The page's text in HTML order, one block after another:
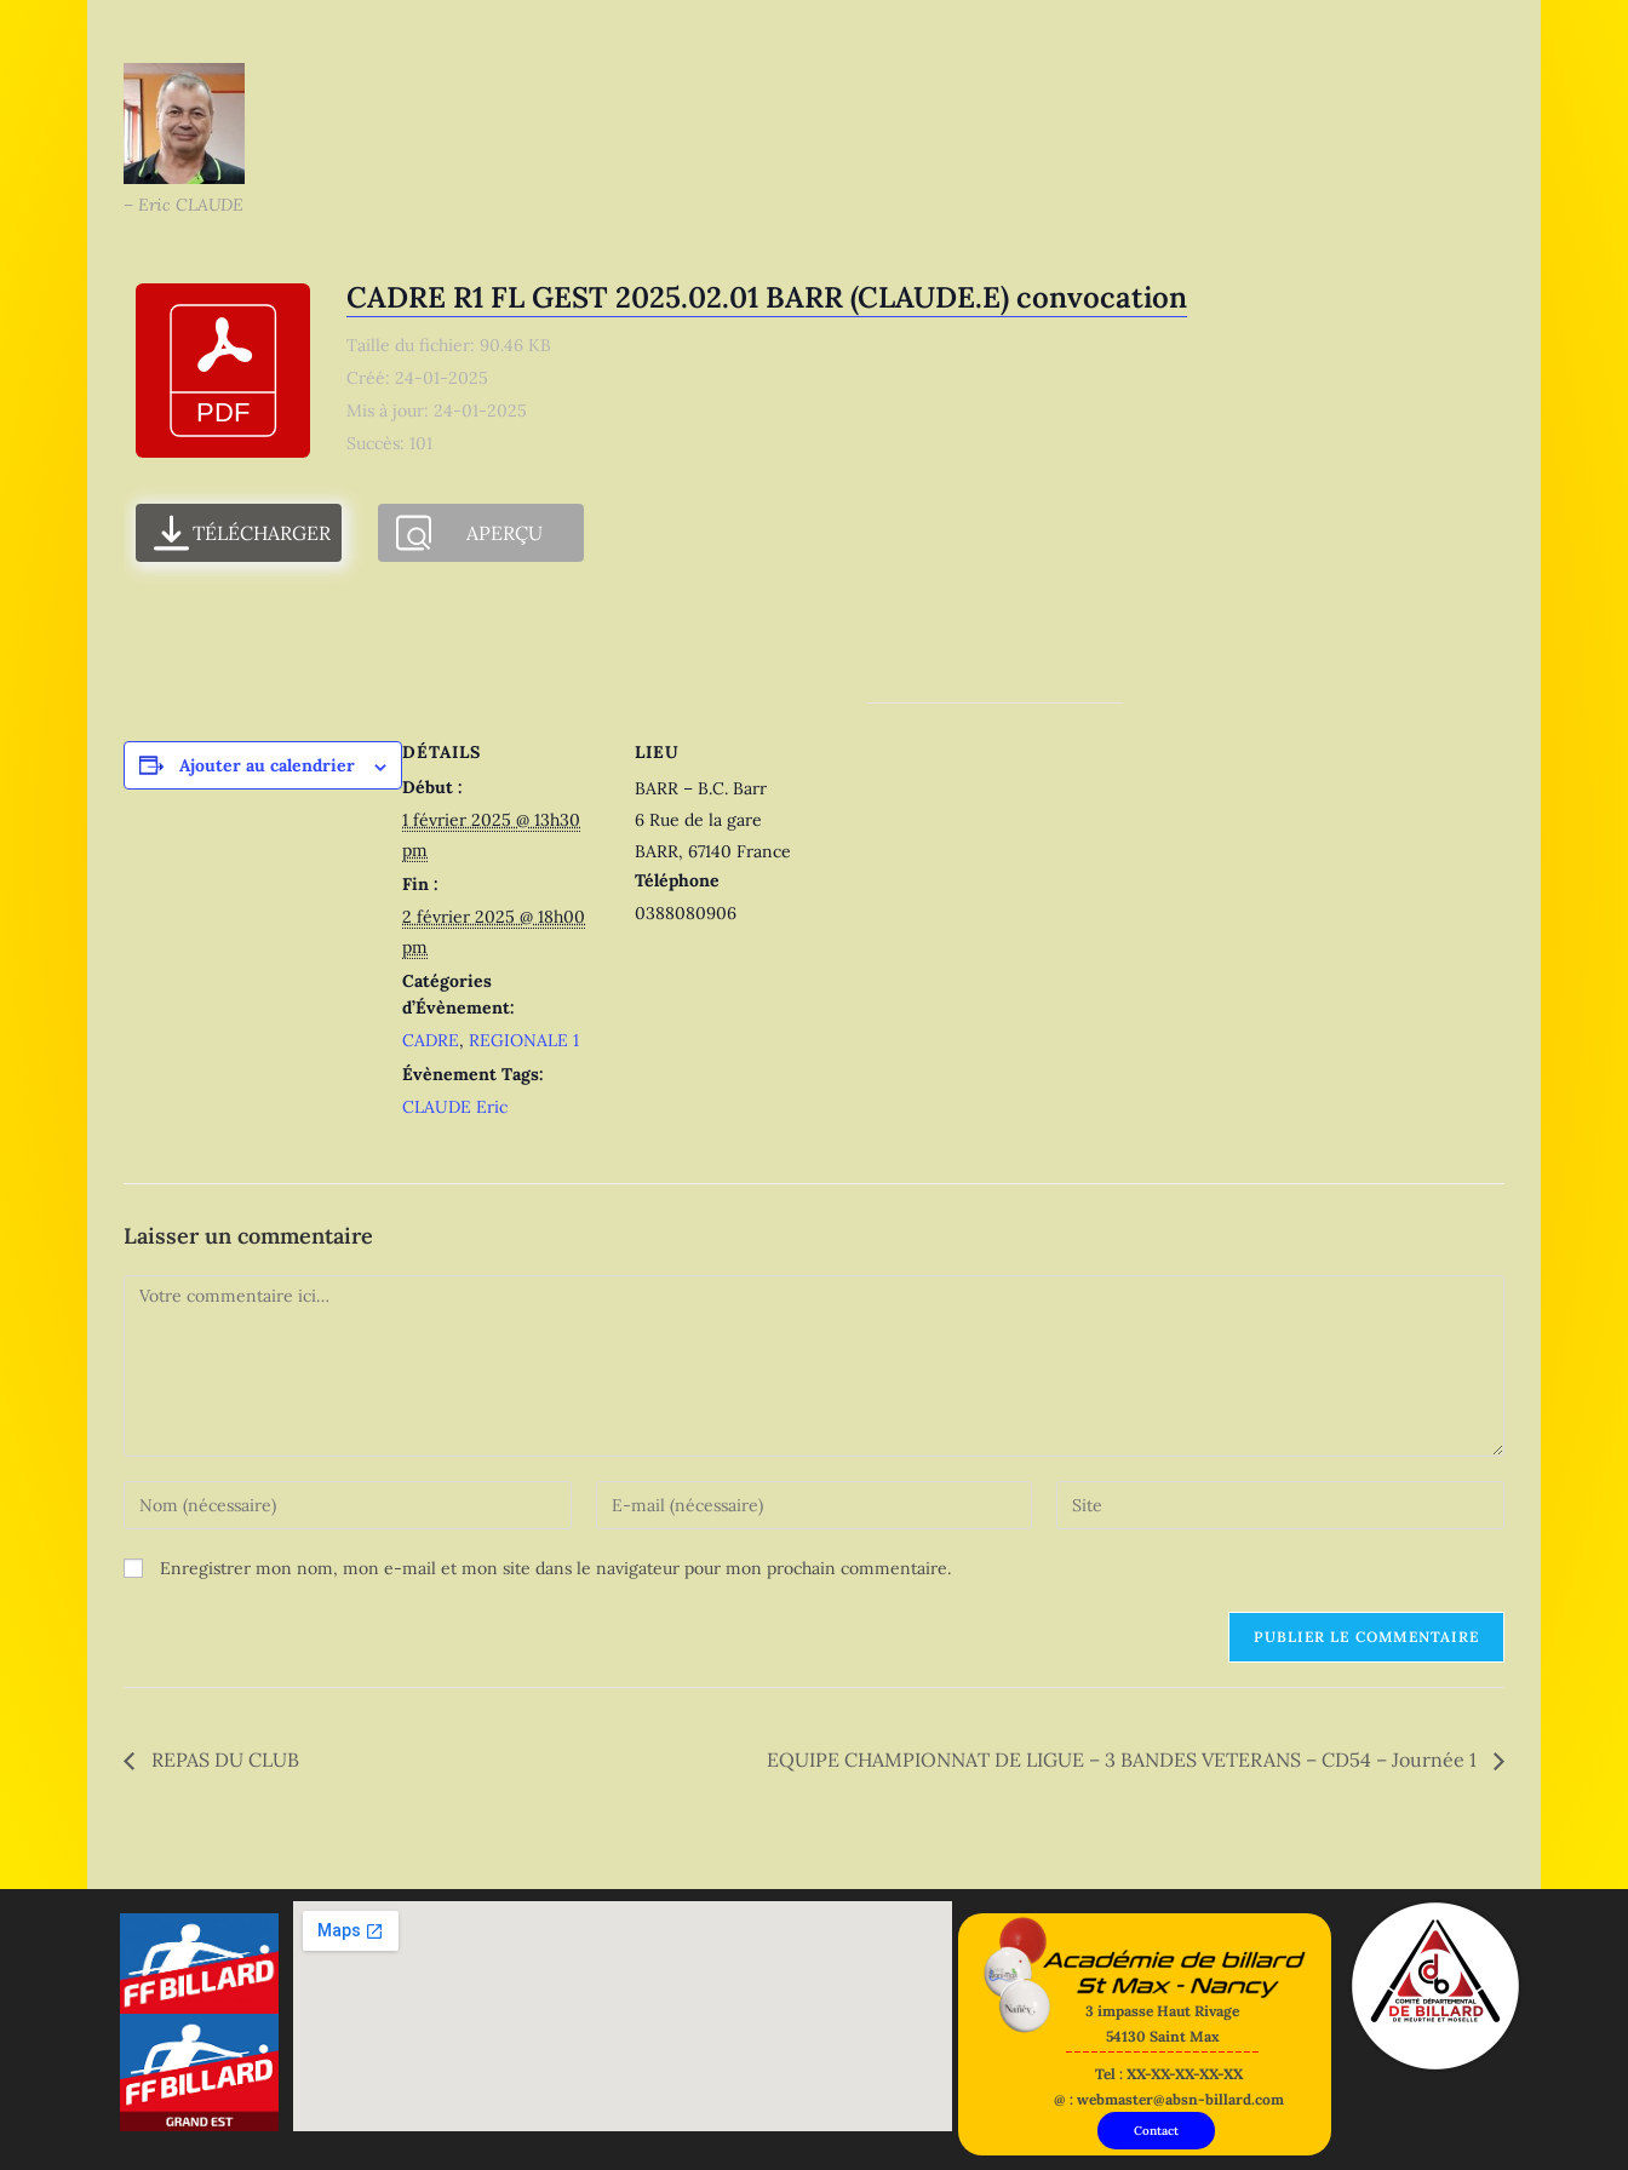
– Eric CLAUDE
CADRE R1 FL GEST 2025.02.01 BARR (CLAUDE.E) convocation
Taille du fichier: 90.46 KB
Créé: 24-01-2025
Mis à jour: 24-01-2025
Succès: 101
TÉLÉCHARGER APERÇU
Ajouter au calendrier
DÉTAILS
Début :
1 février 2025 @ 13h30
pm
Fin :
2 février 2025 @ 18h00
pm
Catégories
d’Évènement:
CADRE, REGIONALE 1
Évènement Tags:
CLAUDE Eric
LIEU
BARR – B.C. Barr
6 Rue de la gare
BARR, 67140 France
Téléphone
0388080906
Laisser un commentaire
Enregistrer mon nom, mon e-mail et mon site dans le navigateur pour mon prochain commentaire.
REPAS DU CLUB EQUIPE CHAMPIONNAT DE LIGUE – 3 BANDES VETERANS – CD54 – Journée 1
3 impasse Haut Rivage
54130 Saint Max
-----------------------
Tel : XX-XX-XX-XX-XX
@ : webmaster@absn-billard.com
Contact